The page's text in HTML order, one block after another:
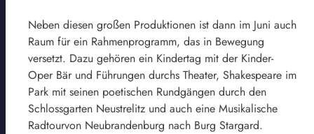
Neben diesen großen Produktionen ist dann im Juni auch
Raum für ein Rahmenprogramm, das in Bewegung
versetzt. Dazu gehören ein Kindertag mit der Kinder-
Oper Bär und Führungen durchs Theater, Shakespeare im
Park mit seinen poetischen Rundgängen durch den
Schlossgarten Neustrelitz und auch eine Musikalische
Radtourvon Neubrandenburg nach Burg Stargard.